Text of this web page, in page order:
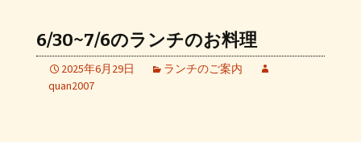
6/30~7/6のランチのお料理
2025年6月29日
ランチのご案内
quan2007